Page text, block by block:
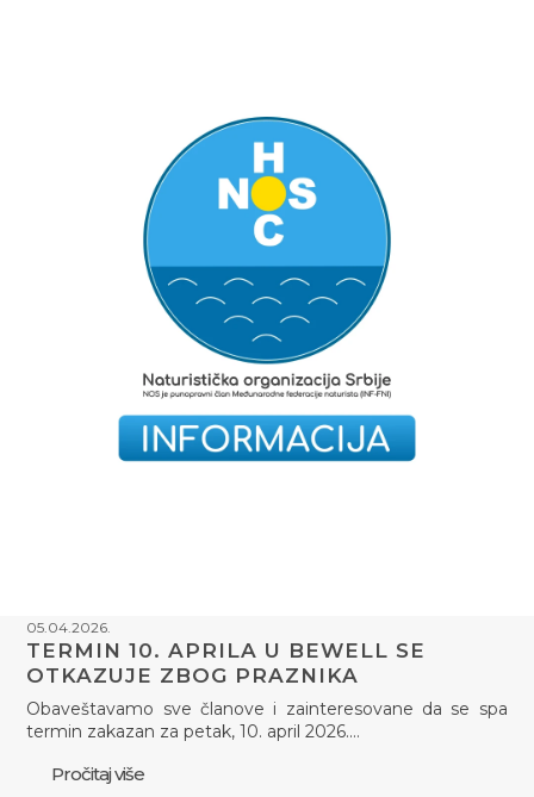
05.04.2026.
TERMIN 10. APRILA U BEWELL SE
OTKAZUJE ZBOG PRAZNIKA
Obaveštavamo sve članove i zainteresovane da se spa
termin zakazan za petak, 10. april 2026.…
Pročitaj više